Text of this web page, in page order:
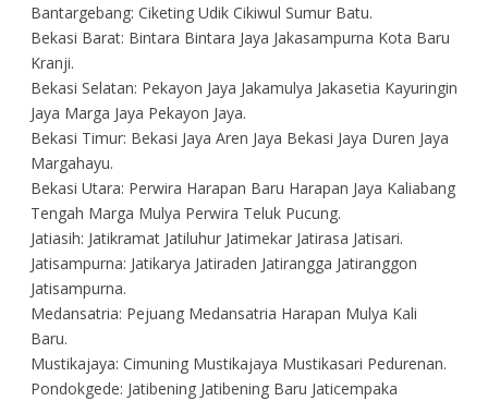
Bantargebang: Ciketing Udik Cikiwul Sumur Batu.
Bekasi Barat: Bintara Bintara Jaya Jakasampurna Kota Baru
Kranji.
Bekasi Selatan: Pekayon Jaya Jakamulya Jakasetia Kayuringin
Jaya Marga Jaya Pekayon Jaya.
Bekasi Timur: Bekasi Jaya Aren Jaya Bekasi Jaya Duren Jaya
Margahayu.
Bekasi Utara: Perwira Harapan Baru Harapan Jaya Kaliabang
Tengah Marga Mulya Perwira Teluk Pucung.
Jatiasih: Jatikramat Jatiluhur Jatimekar Jatirasa Jatisari.
Jatisampurna: Jatikarya Jatiraden Jatirangga Jatiranggon
Jatisampurna.
Medansatria: Pejuang Medansatria Harapan Mulya Kali
Baru.
Mustikajaya: Cimuning Mustikajaya Mustikasari Pedurenan.
Pondokgede: Jatibening Jatibening Baru Jaticempaka